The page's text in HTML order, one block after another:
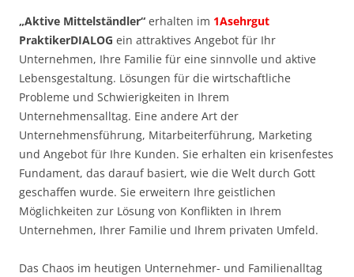
„Aktive Mittelständler“ erhalten im 1Asehrgut
PraktikerDIALOG ein attraktives Angebot für Ihr
Unternehmen, Ihre Familie für eine sinnvolle und aktive
Lebensgestaltung. Lösungen für die wirtschaftliche
Probleme und Schwierigkeiten in Ihrem
Unternehmensalltag. Eine andere Art der
Unternehmensführung, Mitarbeiterführung, Marketing
und Angebot für Ihre Kunden. Sie erhalten ein krisenfestes
Fundament, das darauf basiert, wie die Welt durch Gott
geschaffen wurde. Sie erweitern Ihre geistlichen
Möglichkeiten zur Lösung von Konflikten in Ihrem
Unternehmen, Ihrer Familie und Ihrem privaten Umfeld.
Das Chaos im heutigen Unternehmer- und Familienalltag